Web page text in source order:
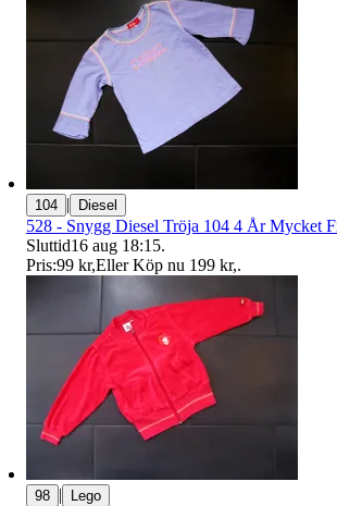
104 | Diesel
528 - Snygg Diesel Tröja 104 4 År Mycket
Sluttid16 aug 18:15.
Pris:99 kr,Eller Köp nu 199 kr,.
98 | Lego